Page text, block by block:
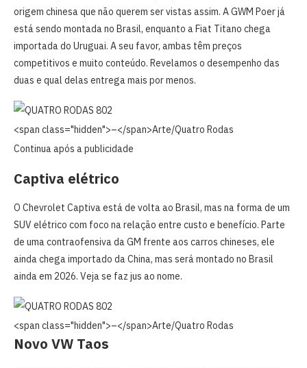
origem chinesa que não querem ser vistas assim. A GWM Poer já
está sendo montada no Brasil, enquanto a Fiat Titano chega
importada do Uruguai. A seu favor, ambas têm preços
competitivos e muito conteúdo. Revelamos o desempenho das
duas e qual delas entrega mais por menos.
<span class="hidden">–</span>Arte/Quatro Rodas
Continua após a publicidade
Captiva elétrico
O Chevrolet Captiva está de volta ao Brasil, mas na forma de um
SUV elétrico com foco na relação entre custo e benefício. Parte
de uma contraofensiva da GM frente aos carros chineses, ele
ainda chega importado da China, mas será montado no Brasil
ainda em 2026. Veja se faz jus ao nome.
<span class="hidden">–</span>Arte/Quatro Rodas
Novo VW Taos